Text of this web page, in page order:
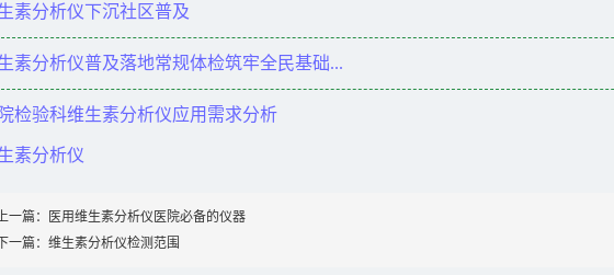
素分析仪下沉社区普及
素分析仪普及落地常规体检筑牢全民基础...
检验科维生素分析仪应用需求分析
素分析仪
一篇：
医用维生素分析仪医院必备的仪器
下一篇： 维生素分析仪检测范围